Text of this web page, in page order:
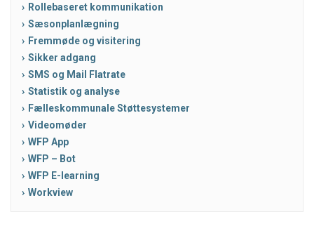
Rollebaseret kommunikation
Sæsonplanlægning
Fremmøde og visitering
Sikker adgang
SMS og Mail Flatrate
Statistik og analyse
Fælleskommunale Støttesystemer
Videomøder
WFP App
WFP – Bot
WFP E-learning
Workview